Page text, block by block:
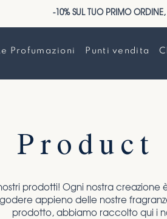
-10% SUL TUO PRIMO
Profumazioni Punti vendita
Product
prodotti! Ogni nostra
appieno delle nostre
prodotto, abbiamo raccolto qui i